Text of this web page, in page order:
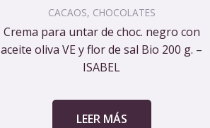
CACAOS, CHOCOLATES
Crema para untar de choc. negro con
aceite oliva VE y flor de sal Bio 200 g. –
ISABEL
LEER MÁS